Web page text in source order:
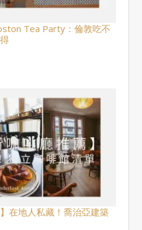
Tea Party：倫敦吃不
在地人私藏！喬治亞建築